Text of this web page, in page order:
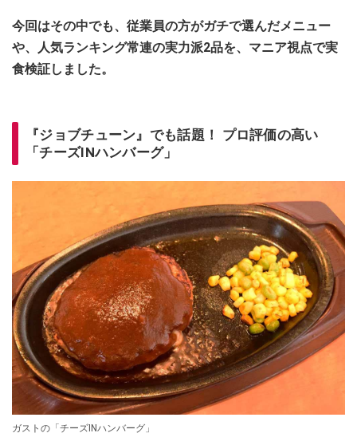
今回はその中でも、従業員の方がガチで選んだメニュー
や、人気ランキング常連の実力派2品を、マニア視点で実
食検証しました。
『ジョブチューン』でも話題！ プロ評価の高い
「チーズINハンバーグ」
ガストの「チーズINハンバーグ」